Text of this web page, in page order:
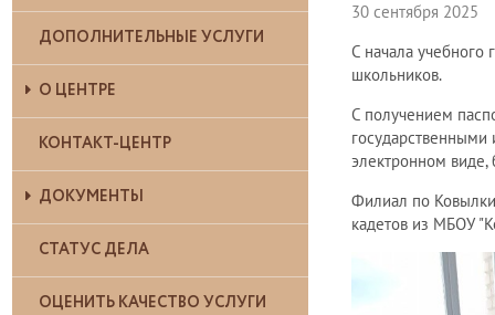
ДОПОЛНИТЕЛЬНЫЕ УСЛУГИ
О ЦЕНТРЕ
КОНТАКТ-ЦЕНТР
ДОКУМЕНТЫ
СТАТУС ДЕЛА
ОЦЕНИТЬ КАЧЕСТВО УСЛУГИ
30 сентября 2025
С начала учебного
школьников.
С получением
электронном виде,
Филиал по
кадетов из МБОУ